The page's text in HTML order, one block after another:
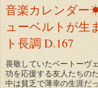
音楽カレンダー
ューベルトが生
ト長調 D.167
畏敬していたベートーヴ
功を応援する友人たちの
中は貧乏で薄幸の生涯だ